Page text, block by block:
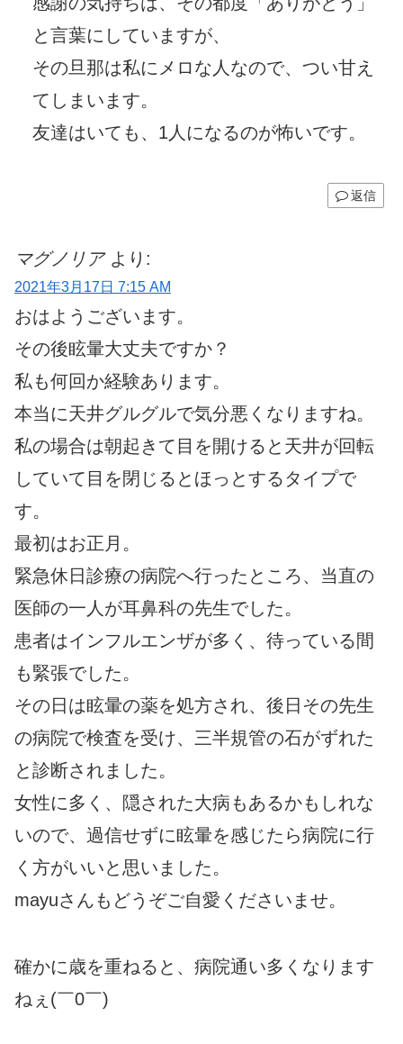
と言葉にしていますが、
その旦那は私にメロな人なので、つい甘え
てしまいます。
友達はいても、1人になるのが怖いです。
返信
マグノリア より:
2021年3月17日 7:15 AM
おはようございます。
その後眩暈大丈夫ですか？
私も何回か経験あります。
本当に天井グルグルで気分悪くなりますね。
私の場合は朝起きて目を開けると天井が回転
していて目を閉じるとほっとするタイプで
す。
最初はお正月。
緊急休日診療の病院へ行ったところ、当直の
医師の一人が耳鼻科の先生でした。
患者はインフルエンザが多く、待っている間
も緊張でした。
その日は眩暈の薬を処方され、後日その先生
の病院で検査を受け、三半規管の石がずれた
と診断されました。
女性に多く、隠された大病もあるかもしれな
いので、過信せずに眩暈を感じたら病院に行
く方がいいと思いました。
mayuさんもどうぞご自愛くださいませ。
確かに歳を重ねると、病院通い多くなります
ねぇ(￣0￣)